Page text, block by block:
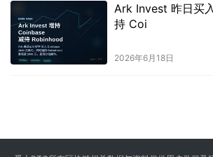
Ark Invest 昨日买
持 Coi
2026年6月18日